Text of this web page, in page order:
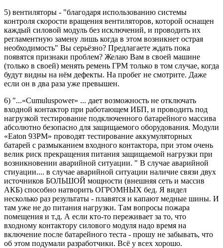
5) вентиляторы - "благодаря использованию системы
контроля скорости вращения вентиляторов, которой оснащен
каждый силовой модуль без исключений, и проводить их
регламентную замену лишь когда в этом возникнет острая
необходимость" Вы серьёзно? Предлагаете ждать пока
появятся признаки проблем? Желаю Вам в своей машине
(только в своей) менять ремень ГРМ только в том случае, когда
будут видны на нём дефекты. На пробег не смотрите. Даже
если он в два раза уже превышен.
6) "...«Cumuluspower» ... дает возможность не отключать
входной контактор при работающем ИБП, и проводить под
нагрузкой тестирование подключенного батарейного массива
абсолютно безопасно для защищаемого оборудования. Модули
«Eaton 93PM» проводят тестирование аккумуляторных
батарей с размыканием входного контактора, при этом очень
велик риск прекращения питания защищаемой нагрузки при
возникновении аварийной ситуации. " В случае аварийной
стиуации.... в случае аварийной ситуации наличие связи двух
источников БОЛЬШОЙ мощности (внешняя сеть и массив
АКБ) способно натворить ОГРОМНЫХ бед. Я видел
несколько раз результаты - плавятся и капают медные шины. И
там уже не до питания нагрузки. Там вопросы пожара
помещения и т.д. А если кто-то переживает за то, что
входному контактору силового модуля надо время на
включение после батарейного теста - прошу не забывать, что
об этом подумали разработчики. Всё у всех хорошо.